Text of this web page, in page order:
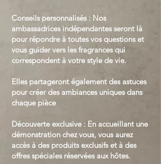
Conseils personnalisés : Nos
ambassadrices indépendantes seront là
pour répondre à toutes vos questions et
vous guider vers les fragrances qui
correspondent à votre style de vie.
Elles partageront également des astuces
pour créer des ambiances uniques dans
chaque pièce
Découverte exclusive : En accueillant une
démonstration chez vous, vous aurez
accès à des produits exclusifs et à des
offres spéciales réservées aux hôtes.